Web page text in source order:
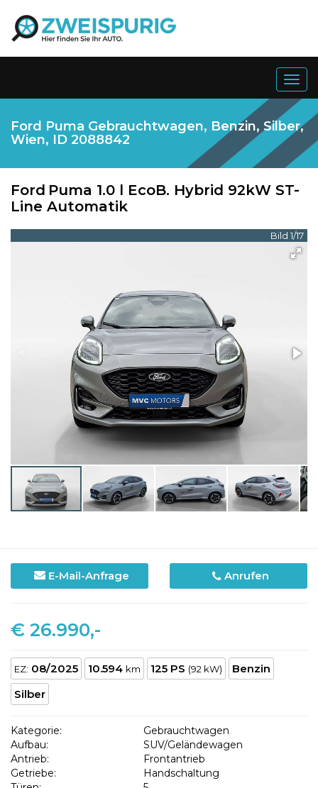
Ford Puma Gebrauchtwagen, Benzin, Silber,
Wien, ID 2088842
Ford Puma 1.0 l EcoB. Hybrid 92kW ST-
Line Automatik
Bild 1/17
E-Mail-Anfrage Anrufen
€ 26.990,-
EZ: 08/2025 10.594 km 125 PS (92 kW)
Benzin
Silber
Kategorie:
Gebrauchtwagen
Aufbau:
SUV/Geländewagen
Antrieb:
Frontantrieb
Getriebe:
Handschaltung